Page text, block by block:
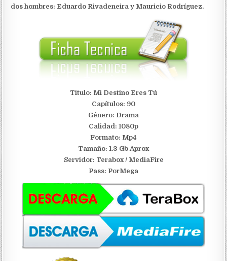
dos hombres: Eduardo Rivadeneira y Mauricio Rodríguez.
Titulo: Mi Destino Eres Tú
Capítulos: 90
Género: Drama
Calidad: 1080p
Formato: Mp4
Tamaño: 1.3 Gb Aprox
Servidor: Terabox / MediaFire
Pass: PorMega